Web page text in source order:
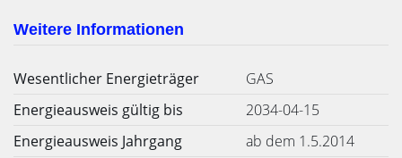
Weitere Informationen
Wesentlicher Energieträger
GAS
Energieausweis gültig bis
2034-04-15
Energieausweis Jahrgang
ab dem 1.5.2014